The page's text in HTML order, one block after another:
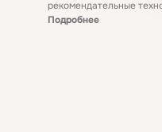
рекомендательные
Подробнее